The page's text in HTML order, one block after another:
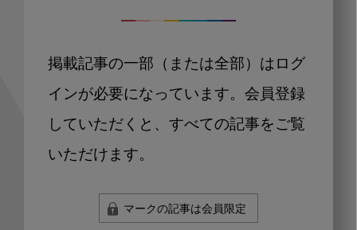
掲載記事の一部（または全部）はログ
インが必要になっています。会員登録
していただくと、すべての記事をご覧
いただけます。
マークの記事は会員限定